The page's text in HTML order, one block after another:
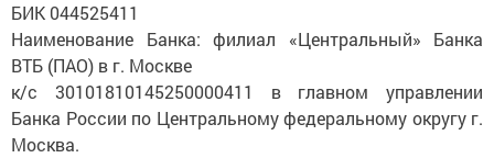
БИК 044525411
Наименование Банка: филиал «Центральный» Банка
ВТБ (ПАО) в г. Москве
к/с 30101810145250000411 в главном управлении
Банка России по Центральному федеральному округу г.
Москва.